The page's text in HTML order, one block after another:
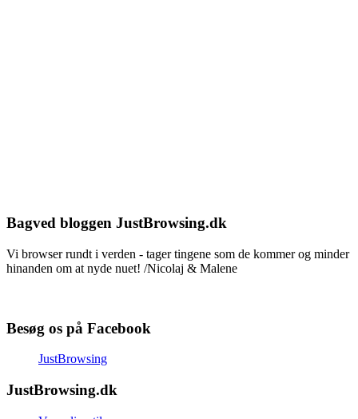
Bagved bloggen JustBrowsing.dk
Vi browser rundt i verden - tager tingene som de kommer og minder
hinanden om at nyde nuet! /Nicolaj & Malene
Besøg os på Facebook
JustBrowsing
JustBrowsing.dk